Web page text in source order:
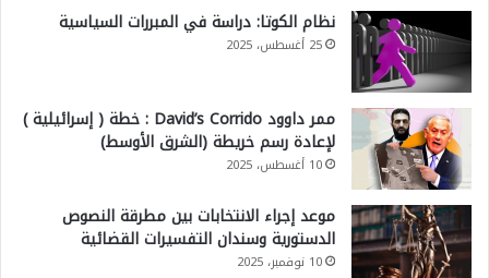
نظام الكوتا: دراسة في المبررات السياسية
25 أغسطس، 2025
ممر داوود David’s Corrido : خطة ( إسرائيلية )
لإعادة رسم خريطة (الشرق الأوسط)
10 أغسطس، 2025
موعد إجراء الانتخابات بين مطرقة النصوص
الدستورية وسندان التفسيرات القضائية
10 نوفمبر، 2025